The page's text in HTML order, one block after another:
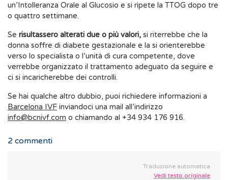
un’Intolleranza Orale al Glucosio e si ripete la TTOG dopo tre
o quattro settimane.
Se risultassero alterati due o più valori, si riterrebbe che la
donna soffre di diabete gestazionale e la si orienterebbe
verso lo specialista o l’unità di cura competente, dove
verrebbe organizzato il trattamento adeguato da seguire e
ci si incaricherebbe dei controlli.
Se hai qualche altro dubbio, puoi richiedere informazioni a
Barcelona IVF inviandoci una mail all’indirizzo
info@bcnivf.com o chiamando al +34 934 176 916.
2 commenti
Traduzione automatica
Vedi testo originale